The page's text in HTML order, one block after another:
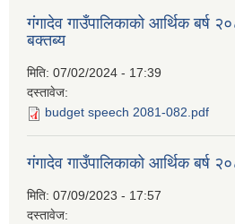
गंगादेव गाउँपालिकाको आर्थिक बर्ष
बक्तब्य
मिति: 07/02/2024 - 17:39
दस्तावेज:
budget speech 2081-082.pdf
गंगादेव गाउँपालिकाको आर्थिक बर्ष
मिति: 07/09/2023 - 17:57
दस्तावेज: